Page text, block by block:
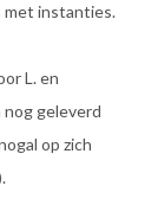
met instanties.
L. en
geleverd
op zich